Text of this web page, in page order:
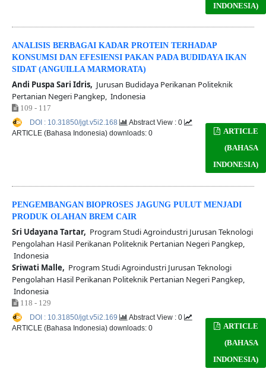
INDONESIA)
ANALISIS BERBAGAI KADAR PROTEIN TERHADAP
KONSUMSI DAN EFESIENSI PAKAN PADA BUDIDAYA IKAN
SIDAT (ANGUILLA MARMORATA)
Andi Puspa Sari Idris, Jurusan Budidaya Perikanan Politeknik
Pertanian Negeri Pangkep, Indonesia
109 - 117
ARTICLE
(BAHASA
INDONESIA)
DOI : 10.31850/jgt.v5i2.168
Abstract View : 0
ARTICLE (Bahasa Indonesia) downloads: 0
PENGEMBANGAN BIOPROSES JAGUNG PULUT MENJADI
PRODUK OLAHAN BREM CAIR
Sri Udayana Tartar, Program Studi Agroindustri Jurusan Teknologi
Pengolahan Hasil Perikanan Politeknik Pertanian Negeri Pangkep,
Indonesia
Sriwati Malle, Program Studi Agroindustri Jurusan Teknologi
Pengolahan Hasil Perikanan Politeknik Pertanian Negeri Pangkep,
Indonesia
118 - 129
ARTICLE
(BAHASA
INDONESIA)
DOI : 10.31850/jgt.v5i2.169
Abstract View : 0
ARTICLE (Bahasa Indonesia) downloads: 0